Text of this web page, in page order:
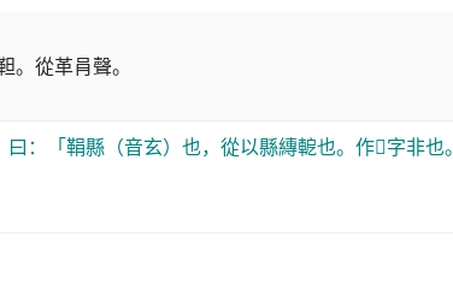
。從革肙聲。
：「鞙縣（音玄）也，從以縣縳軶也。作𩉥字非也。